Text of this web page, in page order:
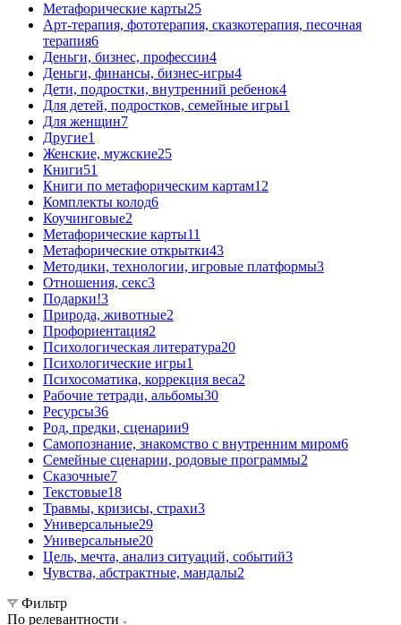
Mетафорические карты25
Арт-терапия, фототерапия, сказкотерапия, песочная
терапия6
Деньги, бизнес, профессии4
Деньги, финансы, бизнес-игры4
Дети, подростки, внутренний ребенок4
Для детей, подростков, семейные игры1
Для женщин7
Другие1
Женские, мужские25
Книги51
Книги по метафорическим картам12
Комплекты колод6
Коучинговые2
Метафорические карты11
Метафорические открытки43
Методики, технологии, игровые платформы3
Отношения, секс3
Подарки!3
Природа, животные2
Профориентация2
Психологическая литература20
Психологические игры1
Психосоматика, коррекция веса2
Рабочие тетради, альбомы30
Ресурсы36
Род, предки, сценарии9
Самопознание, знакомство с внутренним миром6
Семейные сценарии, родовые программы2
Сказочные7
Текстовые18
Травмы, кризисы, страхи3
Универсальные29
Универсальные20
Цель, мечта, анализ ситуаций, событий3
Чувства, абстрактные, мандалы2
Фильтр
По релевантности